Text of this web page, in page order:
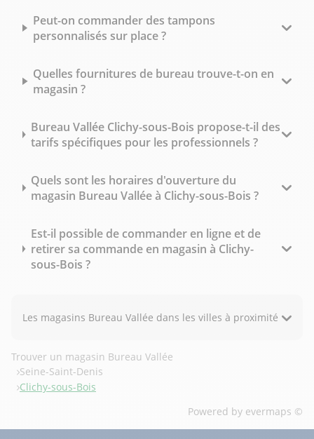
Peut-on commander des tampons
personnalisés sur place ?
Quelles fournitures de bureau trouve-t-on en
magasin ?
Bureau Vallée Clichy-sous-Bois propose-t-il des
tarifs spécifiques pour les professionnels ?
Quels sont les horaires d'ouverture du
magasin Bureau Vallée à Clichy-sous-Bois ?
Est-il possible de commander en ligne et de
retirer sa commande en magasin à Clichy-
sous-Bois ?
Les magasins Bureau Vallée dans les villes à proximité
Trouver un magasin Bureau Vallée
Seine-Saint-Denis
Clichy-sous-Bois
Powered by evermaps ©